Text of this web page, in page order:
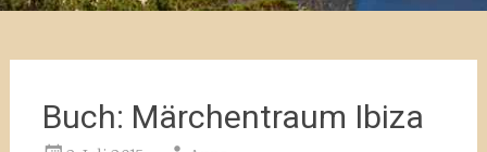
Buch: Märchentraum Ibiza